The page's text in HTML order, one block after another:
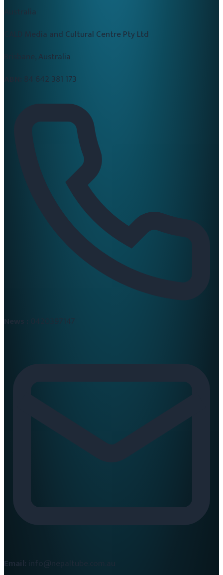
Australia
CALD Media and Cultural Centre Pty Ltd
Brisbane, Australia
84 642 381 173
Email: